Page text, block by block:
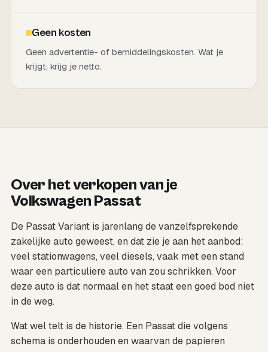
Geen kosten
Geen advertentie- of bemiddelingskosten. Wat je
krijgt, krijg je netto.
Over het verkopen van je
Volkswagen Passat
De Passat Variant is jarenlang de vanzelfsprekende
zakelijke auto geweest, en dat zie je aan het aanbod:
veel stationwagens, veel diesels, vaak met een stand
waar een particuliere auto van zou schrikken. Voor
deze auto is dat normaal en het staat een goed bod niet
in de weg.
Wat wel telt is de historie. Een Passat die volgens
schema is onderhouden en waarvan de papieren